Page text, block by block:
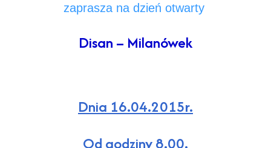
zaprasza na dzień otwarty
Disan – Milanówek
Dnia 16.04.2015r.
Od godziny 8.00.